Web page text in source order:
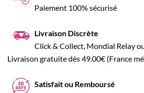
Paiement 100% sécurisé
Livraison Discrète
Click & Collect, Mondial Relay
Livraison gratuite dès 49.00€ (France
Satisfait ou Remboursé